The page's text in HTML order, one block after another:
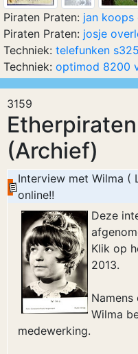
3159
(Archief)
Interview met Wilma (
online!!
Deze
Klik op
2013.
Wilma
medewerking.
Piraten Praten: jan koops
Piraten Praten: josje
Techniek: telefunken
Techniek: optimod 8200